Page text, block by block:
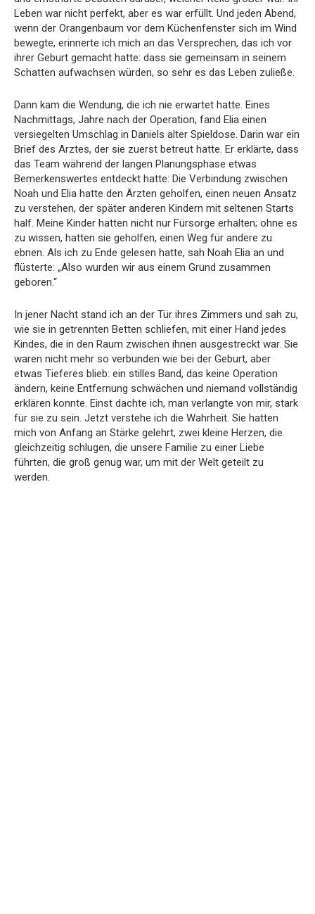
Leben war nicht perfekt, aber es war erfüllt. Und jeden Abend,
wenn der Orangenbaum vor dem Küchenfenster sich im Wind
bewegte, erinnerte ich mich an das Versprechen, das ich vor
ihrer Geburt gemacht hatte: dass sie gemeinsam in seinem
Schatten aufwachsen würden, so sehr es das Leben zuließe.
Dann kam die Wendung, die ich nie erwartet hatte. Eines
Nachmittags, Jahre nach der Operation, fand Elia einen
versiegelten Umschlag in Daniels alter Spieldose. Darin war ein
Brief des Arztes, der sie zuerst betreut hatte. Er erklärte, dass
das Team während der langen Planungsphase etwas
Bemerkenswertes entdeckt hatte: Die Verbindung zwischen
Noah und Elia hatte den Ärzten geholfen, einen neuen Ansatz
zu verstehen, der später anderen Kindern mit seltenen Starts
half. Meine Kinder hatten nicht nur Fürsorge erhalten; ohne es
zu wissen, hatten sie geholfen, einen Weg für andere zu
ebnen. Als ich zu Ende gelesen hatte, sah Noah Elia an und
flüsterte: „Also wurden wir aus einem Grund zusammen
geboren.“
In jener Nacht stand ich an der Tür ihres Zimmers und sah zu,
wie sie in getrennten Betten schliefen, mit einer Hand jedes
Kindes, die in den Raum zwischen ihnen ausgestreckt war. Sie
waren nicht mehr so verbunden wie bei der Geburt, aber
etwas Tieferes blieb: ein stilles Band, das keine Operation
ändern, keine Entfernung schwächen und niemand vollständig
erklären konnte. Einst dachte ich, man verlangte von mir, stark
für sie zu sein. Jetzt verstehe ich die Wahrheit. Sie hatten
mich von Anfang an Stärke gelehrt, zwei kleine Herzen, die
gleichzeitig schlugen, die unsere Familie zu einer Liebe
führten, die groß genug war, um mit der Welt geteilt zu
werden.